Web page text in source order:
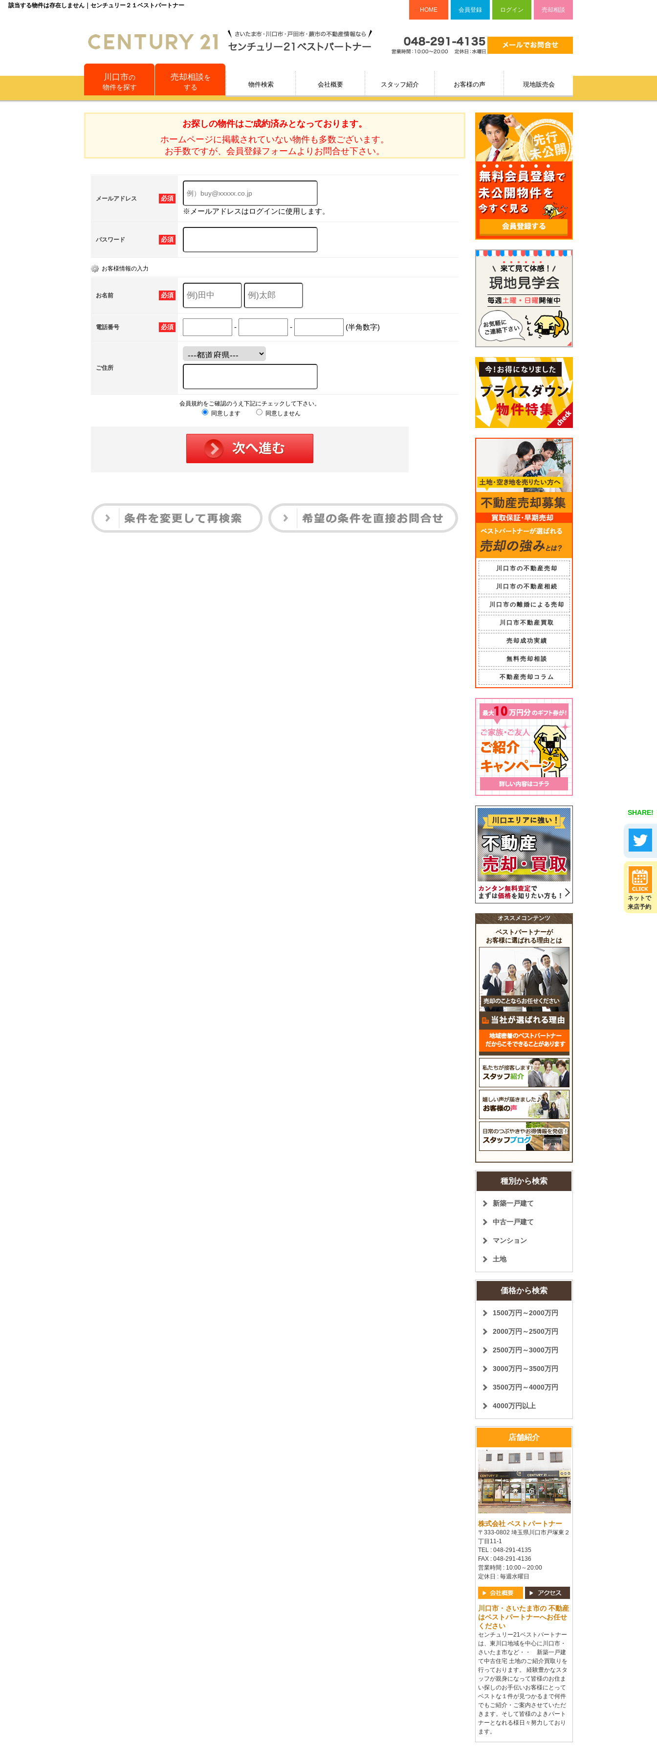
該当する物件は存在しません｜センチュリー２１ベストパートナー
HOME 会員登録 ログイン 売却相談
川口市の
物件を探す
売却相談を
する
物件検索 会社概要 スタッフ紹介 お客様の声 現地販売会
SHARE!
ネットで
来店予約
お探しの物件はご成約済みとなっております。
ホームページに掲載されていない物件も多数ございます。
お手数ですが、会員登録フォームよりお問合せ下さい。
必須
メールアドレス
※メールアドレスはログインに使用します。
必須
パスワード
お客様情報の入力
必須
お名前
必須
電話番号 - - (半角数字)
ご住所
会員規約をご確認のうえ下記にチェックして下さい。
同意します
同意しません
川口市の不動産売却
川口市の不動産相続
川口市の離婚による売却
川口市不動産買取
売却成功実績
無料売却相談
不動産売却コラム
オススメコンテンツ
ベストパートナーが
お客様に選ばれる理由とは
種別から検索
新築一戸建て
中古一戸建て
マンション
土地
価格から検索
1500万円～2000万円
2000万円～2500万円
2500万円～3000万円
3000万円～3500万円
3500万円～4000万円
4000万円以上
店舗紹介
株式会社 ベストパートナー
〒333-0802 埼玉県川口市戸塚東２
丁目11-1
TEL : 048-291-4135
FAX : 048-291-4136
営業時間 : 10:00～20:00
定休日 : 毎週水曜日
川口市・さいたま市の 不動産
はベストパートナーへお任せ
ください
センチュリー21ベストパートナー
は、東川口地域を中心に川口市・
さいたま市など・・ 新築一戸建
て中古住宅 土地のご紹介買取りを
行っております。 経験豊かなスタ
ッフが親身になって皆様のお住ま
い探しのお手伝いお客様にとって
ベストな１件が見つかるまで何件
でもご紹介・ご案内させていただ
きます。そして皆様のよきパート
ナーとなれる様日々努力しており
ます。